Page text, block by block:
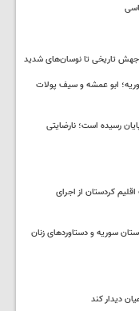
ابو عمشه و سیف پولات
رسیده است؛ نارضایتی
کردستان از اجرای
سوریه و دستاوردهای زنان
دیدار کند